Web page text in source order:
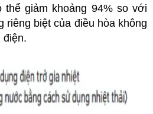
thể giảm khoảng 94% so với
riêng biệt của điều hòa không
điện.